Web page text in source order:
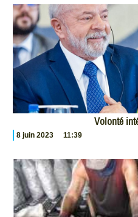
Volonté
8 juin 2023 11:39